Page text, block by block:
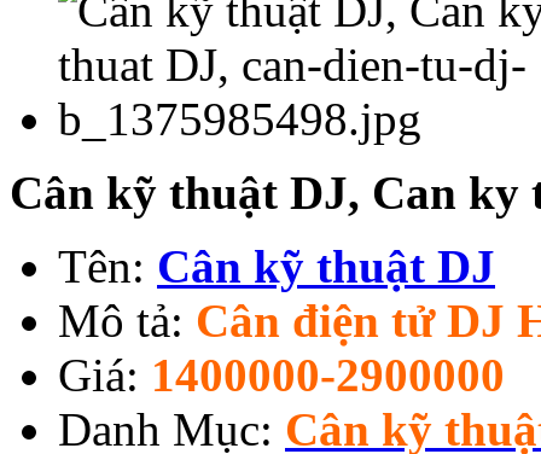
Cân kỹ thuật DJ, Can ky
Tên: Cân kỹ thuật DJ
Mô tả: Cân điện tử DJ
Giá: 1400000-2900000
Danh Mục: Cân kỹ